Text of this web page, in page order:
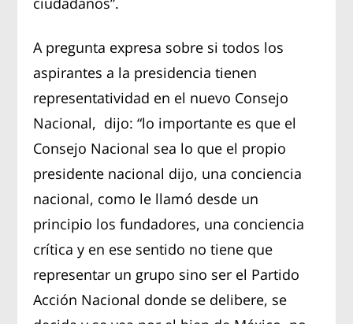
A pregunta expresa sobre si todos los
aspirantes a la presidencia tienen
representatividad en el nuevo Consejo
Nacional, dijo: “lo importante es que el
Consejo Nacional sea lo que el propio
presidente nacional dijo, una conciencia
nacional, como le llamó desde un
principio los fundadores, una conciencia
crítica y en ese sentido no tiene que
representar un grupo sino ser el Partido
Acción Nacional donde se delibere, se